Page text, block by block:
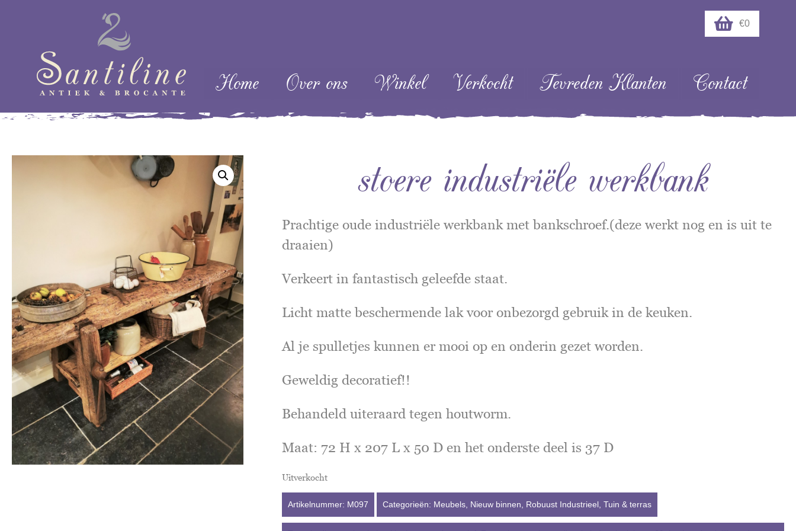
€0
Menu
Skip naar content
Home Over ons Winkel Verkocht Tevreden Klanten Contact
stoere industriële werkbank
Prachtige oude industriële werkbank met bankschroef.(deze werkt nog en is uit te
draaien)
Verkeert in fantastisch geleefde staat.
Licht matte beschermende lak voor onbezorgd gebruik in de keuken.
Al je spulletjes kunnen er mooi op en onderin gezet worden.
Geweldig decoratief!!
Behandeld uiteraard tegen houtworm.
Maat: 72 H x 207 L x 50 D en het onderste deel is 37 D
Uitverkocht
Artikelnummer: M097 Categorieën: Meubels, Nieuw binnen, Robuust Industrieel,Tuin & terras